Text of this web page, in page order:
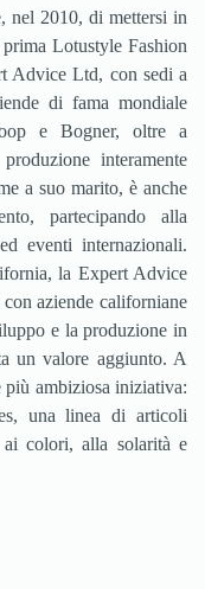
nel 2010, di mettersi in
Lotustyle Fashion
Advice Ltd, con sedi a
di fama mondiale
e Bogner, oltre a
interamente
a suo marito, è anche
partecipando alla
eventi internazionali.
la Expert Advice
aziende californiane
e la produzione in
un valore aggiunto. A
più ambiziosa iniziativa:
una linea di articoli
colori, alla solarità e